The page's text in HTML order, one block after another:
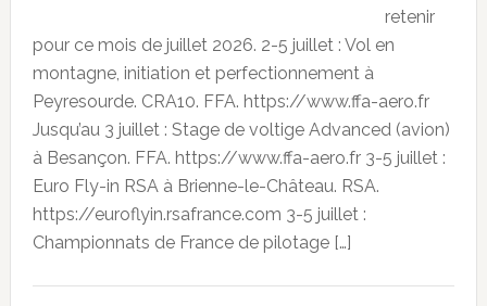
retenir
pour ce mois de juillet 2026. 2-5 juillet : Vol en
montagne, initiation et perfectionnement à
Peyresourde. CRA10. FFA. https://www.ffa-aero.fr
Jusqu’au 3 juillet : Stage de voltige Advanced (avion)
à Besançon. FFA. https://www.ffa-aero.fr 3-5 juillet :
Euro Fly-in RSA à Brienne-le-Château. RSA.
https://euroflyin.rsafrance.com 3-5 juillet :
Championnats de France de pilotage […]